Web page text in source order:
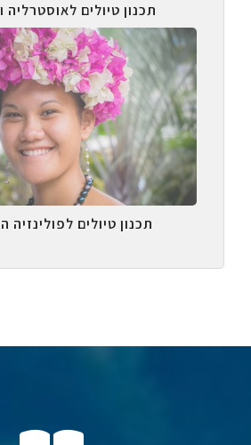
תכנון טיולים לאוסטרליה
תכנון טיולים